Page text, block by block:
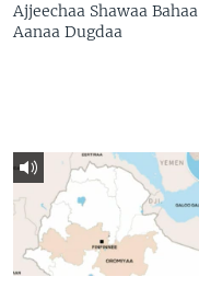
Ajjeechaa Shawaa Bahaa
Aanaa Dugdaa